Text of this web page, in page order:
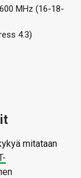
MHz (16-18-
4.3)
mitataan